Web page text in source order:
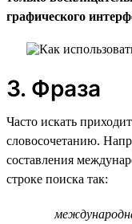
графического
3. Фраза
Часто искать
словосочетанию.
составления
строке поиска так: